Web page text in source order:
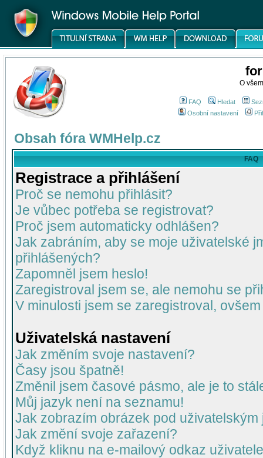
O
FAQ Hledat
Osobní nastavení
Obsah fóra WMHelp.cz
FAQ
Registrace a přihlášení
Proč se nemohu přihlásit?
Je vůbec potřeba se registrovat?
Proč jsem automaticky odhlášen?
Jak zabráním, aby se moje uživatelské
přihlášených?
Zapomněl jsem heslo!
Zaregistroval jsem se, ale nemohu se
V minulosti jsem se zaregistroval,
Uživatelská nastavení
Jak změním svoje nastavení?
Časy jsou špatně!
Změnil jsem časové pásmo, ale je to
Můj jazyk není na seznamu!
Jak zobrazím obrázek pod uživatelským
Jak změní svoje zařazení?
Když kliknu na e-mailový odkaz